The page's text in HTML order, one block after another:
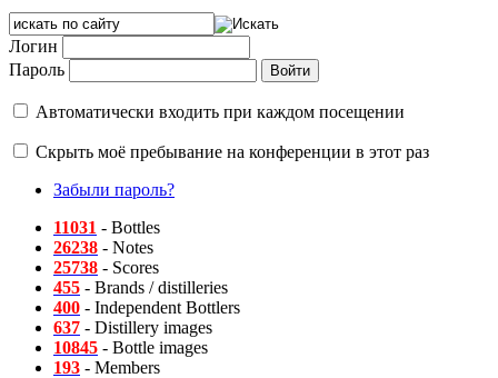
Логин
Пароль
Автоматически входить при каждом посещении
Скрыть моё пребывание на конференции в этот раз
Забыли пароль?
11031 - Bottles
26238 - Notes
25738 - Scores
455 - Brands / distilleries
400 - Independent Bottlers
637 - Distillery images
10845 - Bottle images
193 - Members